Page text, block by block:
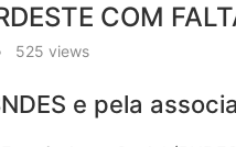
COM
525 views
e pela